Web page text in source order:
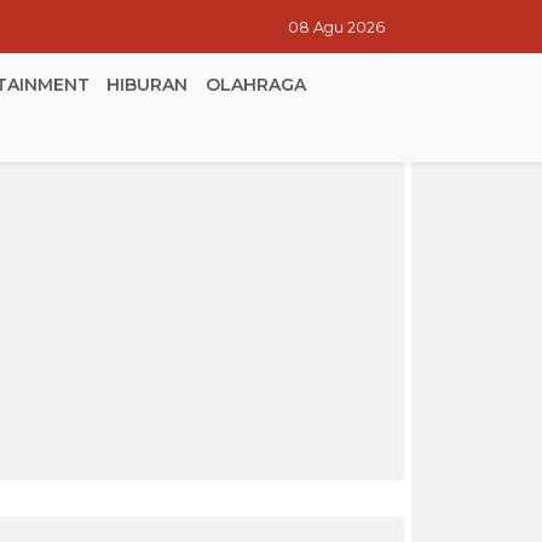
08 Agu 2026
HIBURAN OLAHRAGA